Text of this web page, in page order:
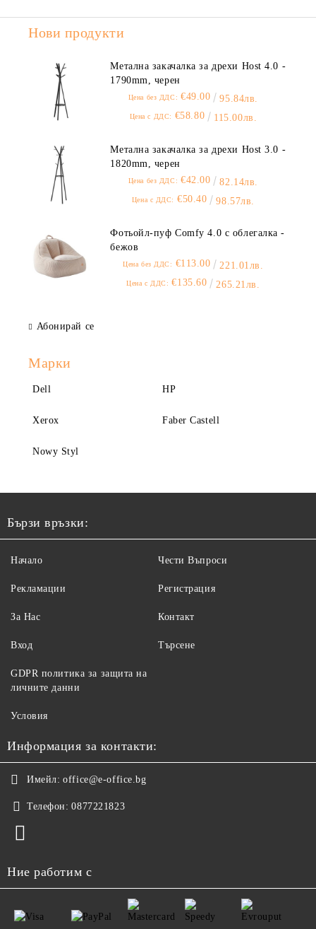
Нови продукти
Метална закачалка за дрехи Host 4.0 -
1790mm, черен
Цена без ДДС: €49.00 95.84лв.
Цена с ДДС: €58.80 115.00лв.
Метална закачалка за дрехи Host 3.0 -
1820mm, черен
Цена без ДДС: €42.00 82.14лв.
Цена с ДДС: €50.40 98.57лв.
Фотьойл-пуф Comfy 4.0 с облегалка -
бежов
Цена без ДДС: €113.00 221.01лв.
Цена с ДДС: €135.60 265.21лв.
Абонирай се
Марки
Dell HP
Xerox Faber Castell
Nowy Styl
Бързи връзки:
Начало
Рекламации
За Нас
Вход
Чести Въпроси
Регистрация
Контакт
Търсене
GDPR политика за защита на
личните данни
Условия
Информация за контакти:
Имейл: office@e-office.bg
Телефон: 0877221823
Ние работим с